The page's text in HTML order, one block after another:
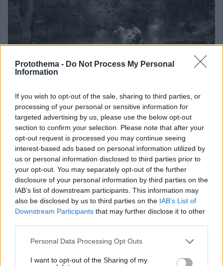
Protothema - Do Not Process My Personal
Information
If you wish to opt-out of the sale, sharing to third parties, or
processing of your personal or sensitive information for
targeted advertising by us, please use the below opt-out
section to confirm your selection. Please note that after your
opt-out request is processed you may continue seeing
interest-based ads based on personal information utilized by
us or personal information disclosed to third parties prior to
your opt-out. You may separately opt-out of the further
disclosure of your personal information by third parties on the
IAB’s list of downstream participants. This information may
also be disclosed by us to third parties on the IAB’s List of
Downstream Participants that may further disclose it to other
Please note that this website/app uses one or more Google
not limited to your visit or usage behaviour. You may click to
Personal Data Processing Opt Outs
I want to opt-out of the Sharing of my
Εκτελέσεις αμάχων στο Κοντομαρί το 1941
Μετά την εκτέλεση των Brauer και Muller έγινε
προσπάθεια από ελληνικής πλευράς να
εκδοθούν στη χώρα μας οι Student και Andrae.
Ο Student ήταν κρατούμενος σε βρετανική
φυλακή και τον Μάιο του 1946 καταδικάστηκε
σε πενταετή φυλάκιση το 1947. Η Βρετανία
ανακοίνωσε στην Ελλάδα ότι είναι